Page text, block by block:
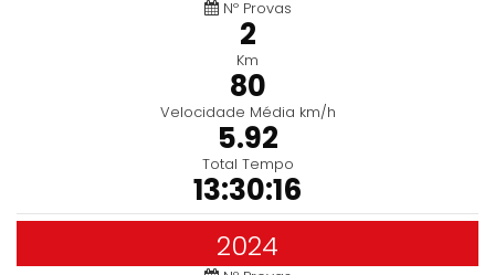
Nº Provas
2
Km
80
Velocidade Média km/h
5.92
Total Tempo
13:30:16
2024